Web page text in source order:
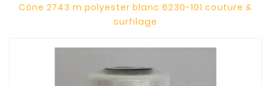
Cône 2743 m polyester blanc 6230-101 couture &
surfilage